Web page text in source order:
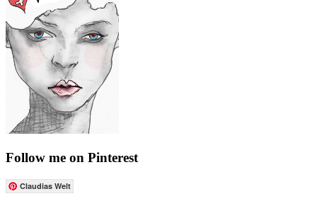
Follow me on Pinterest
Claudias Welt